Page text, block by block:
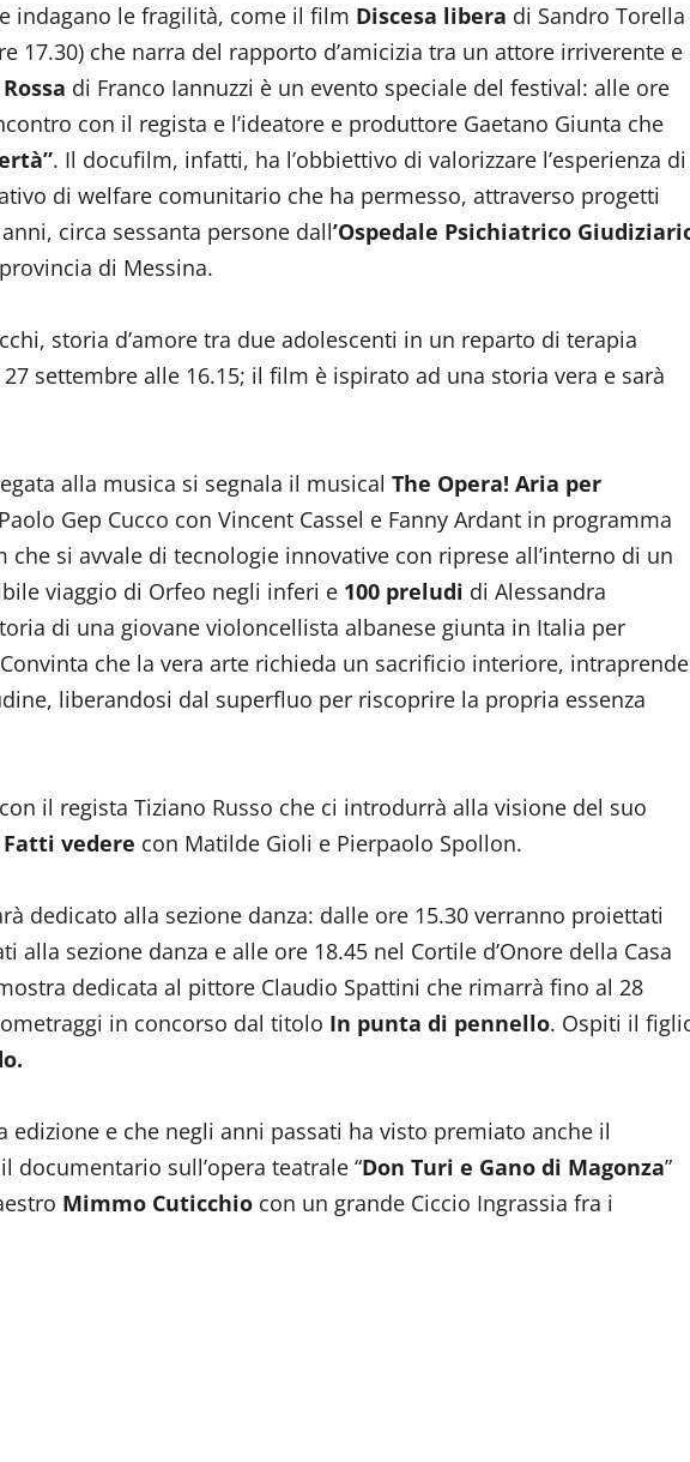
indagano le fragilità, come il film Discesa libera di Sandro Torella
17.30) che narra del rapporto d’amicizia tra un attore irriverente e
di Franco Iannuzzi è un evento speciale del festival: alle ore
con il regista e l’ideatore e produttore Gaetano Giunta che
. Il docufilm, infatti, ha l’obbiettivo di valorizzare l’esperienza di
di welfare comunitario che ha permesso, attraverso progetti
circa sessanta persone dall’Ospedale Psichiatrico
di Messina.
storia d’amore tra due adolescenti in un reparto di terapia
settembre alle 16.15; il film è ispirato ad una storia vera e sarà
alla musica si segnala il musical The Opera! Aria per
Gep Cucco con Vincent Cassel e Fanny Ardant in programma
si avvale di tecnologie innovative con riprese all’interno di un
viaggio di Orfeo negli inferi e 100 preludi di Alessandra
di una giovane violoncellista albanese giunta in Italia per
che la vera arte richieda un sacrificio interiore, intraprende
liberandosi dal superfluo per riscoprire la propria essenza
il regista Tiziano Russo che ci introdurrà alla visione del suo
Fatti vedere con Matilde Gioli e Pierpaolo Spollon.
dedicato alla sezione danza: dalle ore 15.30 verranno proiettati
alla sezione danza e alle ore 18.45 nel Cortile d’Onore della Casa
dedicata al pittore Claudio Spattini che rimarrà fino al 28
in concorso dal titolo In punta di pennello. Ospiti il
e che negli anni passati ha visto premiato anche il
documentario sull’opera teatrale “Don Turi e Gano di Magonza”
Mimmo Cuticchio con un grande Ciccio Ingrassia fra i